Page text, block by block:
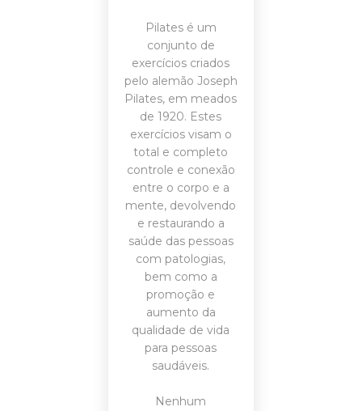
Pilates é um
conjunto de
exercícios criados
pelo alemão Joseph
Pilates, em meados
de 1920. Estes
exercícios visam o
total e completo
controle e conexão
entre o corpo e a
mente, devolvendo
e restaurando a
saúde das pessoas
com patologias,
bem como a
promoção e
aumento da
qualidade de vida
para pessoas
saudáveis.
Nenhum